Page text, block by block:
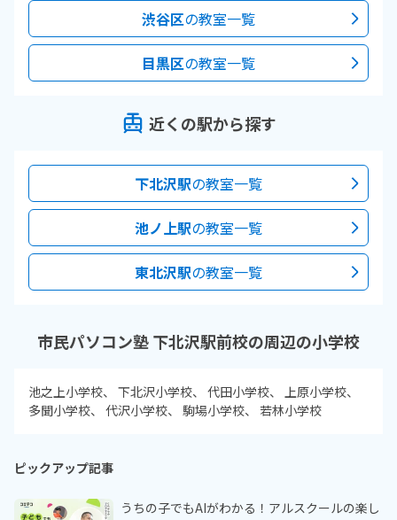
渋谷区の教室一覧
目黒区の教室一覧
近くの駅から探す
下北沢駅の教室一覧
池ノ上駅の教室一覧
東北沢駅の教室一覧
市民パソコン塾 下北沢駅前校の周辺の小学校
池之上小学校 下北沢小学校 代田小学校
上原小学校
多聞小学校
代沢小学校 駒場小学校 若林小学校
ピックアップ記事
うちの子でもAIがわかる！アルスクールの楽し